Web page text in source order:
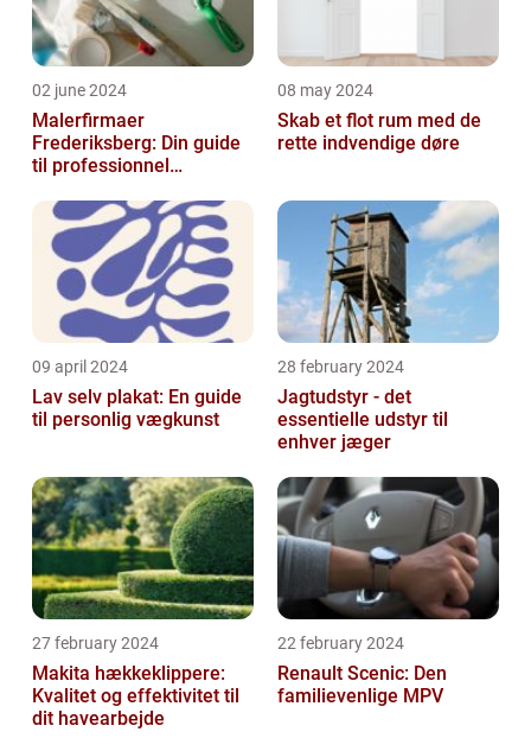
02 june 2024
Malerfirmaer
Frederiksberg: Din guide
til professionnel
08 may 2024
Skab et flot rum med de
rette indvendige døre
09 april 2024
Lav selv plakat: En guide
til personlig vægkunst
28 february 2024
Jagtudstyr - det
essentielle udstyr til
enhver jæger
27 february 2024
Makita hækkeklippere:
Kvalitet og effektivitet til
dit havearbejde
22 february 2024
Renault Scenic: Den
familievenlige MPV